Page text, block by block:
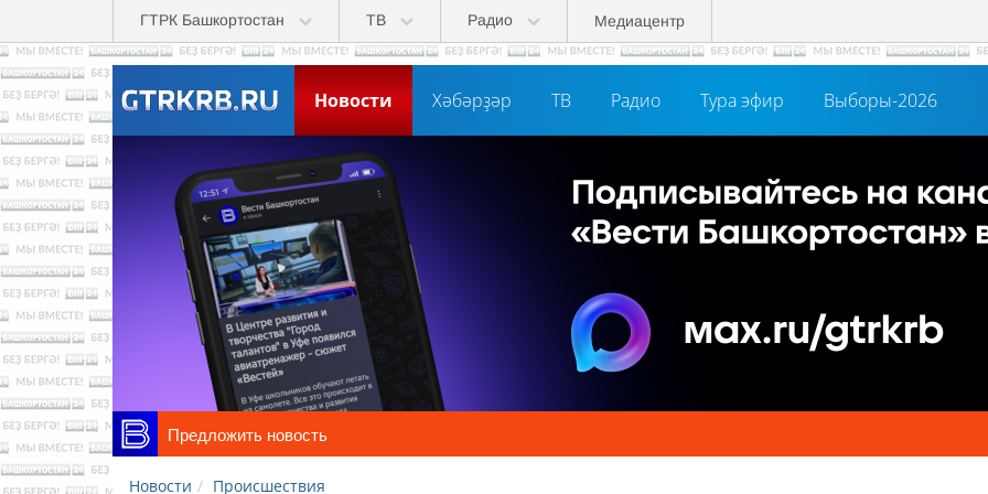
Skip to main contentГТРК Башкортостан ТВ Радио Медиацентр
Новости Хәбәрҙәр ТВ Радио Тура эфир Выборы-2026
Предложить новость
Новости Происшествия